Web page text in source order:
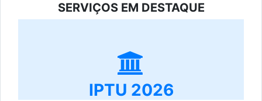
SERVIÇOS EM DESTAQUE
IPTU 2026